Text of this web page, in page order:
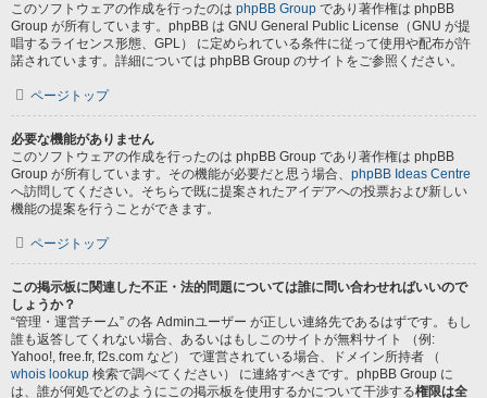
このソフトウェアの作成を行ったのは phpBB Group であり著作権は phpBB
Group が所有しています。phpBB は GNU General Public License（GNU が提
唱するライセンス形態、GPL） に定められている条件に従って使用や配布が許
諾されています。詳細については phpBB Group のサイトをご参照ください。
ページトップ
必要な機能がありません
このソフトウェアの作成を行ったのは phpBB Group であり著作権は phpBB
Group が所有しています。その機能が必要だと思う場合、 phpBB Ideas Centre
へ訪問してください。そちらで既に提案されたアイデアへの投票および新しい
機能の提案を行うことができます。
ページトップ
この掲示板に関連した不正・法的問題については誰に問い合わせればいいので
しょうか？
“管理・運営チーム” の各 Adminユーザー が正しい連絡先であるはずです。もし
誰も返答してくれない場合、あるいはもしこのサイトが無料サイト （例:
Yahoo!, free.fr, f2s.com など） で運営されている場合、ドメイン所持者 （
whois lookup 検索で調べてください） に連絡すべきです。phpBB Group に
は、誰が何処でどのようにこの掲示板を使用するかについて干渉する権限は全